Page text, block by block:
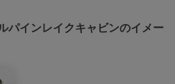
パインレイクキャビンのイメー